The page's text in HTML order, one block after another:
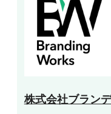
株式会社ブラン